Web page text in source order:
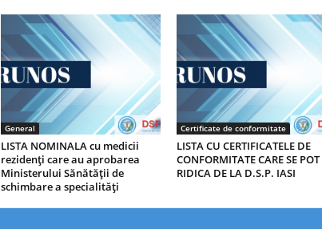
General
LISTA NOMINALA cu medicii
rezidenţi care au aprobarea
Ministerului Sănătăţii de
schimbare a specialităţi
Certificate de conformitate
LISTA CU CERTIFICATELE DE
CONFORMITATE CARE SE POT
RIDICA DE LA D.S.P. IASI